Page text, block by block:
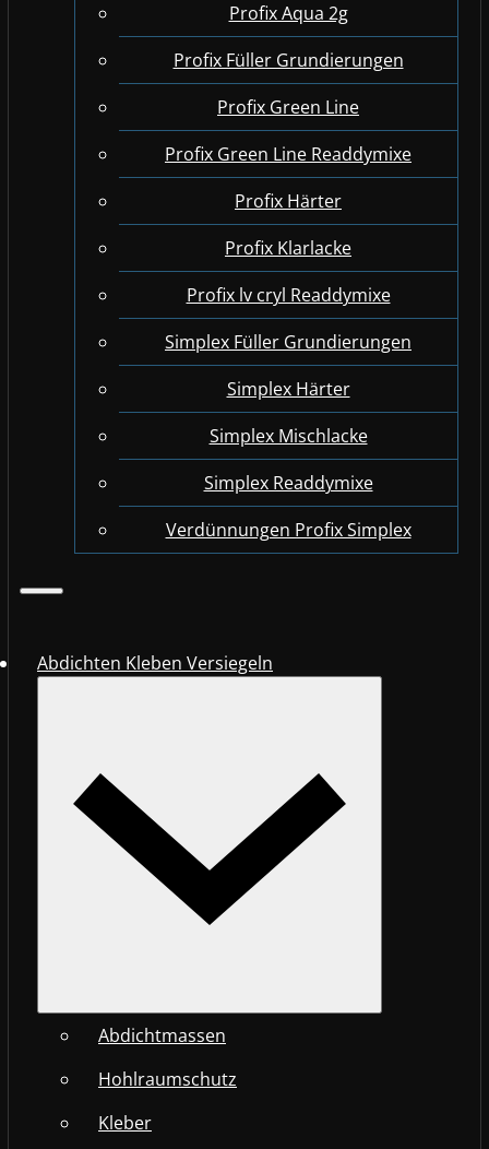
Profix Aqua 2g
Profix Füller Grundierungen
Profix Green Line
Profix Green Line Readdymixe
Profix Härter
Profix Klarlacke
Profix lv cryl Readdymixe
Simplex Füller Grundierungen
Simplex Härter
Simplex Mischlacke
Simplex Readdymixe
Verdünnungen Profix Simplex
Abdichten Kleben Versiegeln
Abdichtmassen
Hohlraumschutz
Kleber